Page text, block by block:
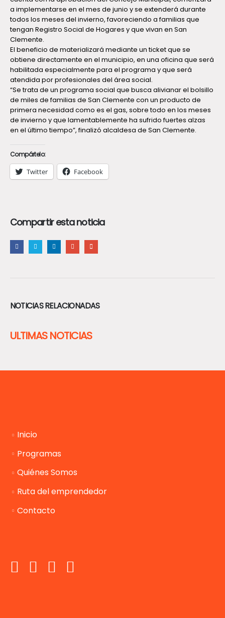
a implementarse en el mes de junio y se extenderá durante
todos los meses del invierno, favoreciendo a familias que
tengan Registro Social de Hogares y que vivan en San
Clemente.
El beneficio de materializará mediante un ticket que se
obtiene directamente en el municipio, en una oficina que será
habilitada especialmente para el programa y que será
atendida por profesionales del área social.
“Se trata de un programa social que busca alivianar el bolsillo
de miles de familias de San Clemente con un producto de
primera necesidad como es el gas, sobre todo en los meses
de invierno y que lamentablemente ha sufrido fuertes alzas
en el último tiempo”, finalizó alcaldesa de San Clemente.
Compártelo:
Twitter Facebook
Compartir esta noticia
NOTICIAS RELACIONADAS
ULTIMAS NOTICIAS
Inicio
Programas
Quiénes Somos
Ruta del emprendedor
Contacto